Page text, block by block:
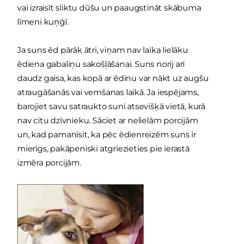
vai izraisīt sliktu dūšu un paaugstināt skābuma
līmeni kuņģī.
Ja suns ēd pārāk ātri, viņam nav laika lielāku
ēdiena gabaliņu sakošļāšanai. Suns norij arī
daudz gaisa, kas kopā ar ēdinu var nākt uz augšu
atraugāšanās vai vemšanas laikā. Ja iespējams,
barojiet savu satraukto suni atsevišķā vietā, kurā
nav citu dzīvnieku. Sāciet ar nelielām porcijām
un, kad pamanīsit, ka pēc ēdienreizēm suns ir
mierīgs, pakāpeniski atgriezieties pie ierastā
izmēra porcijām.